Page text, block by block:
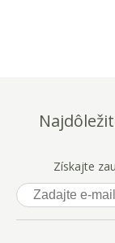
Získajte